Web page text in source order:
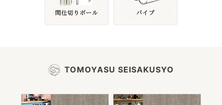
TOMOYASU SEISAKUSYO